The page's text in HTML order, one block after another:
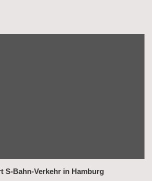
S‑Bahn-Verkehr in Hamburg